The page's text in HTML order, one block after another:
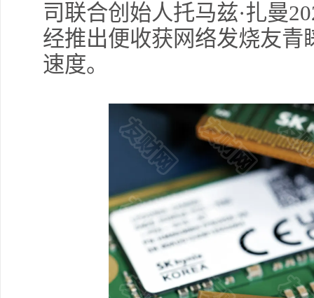
司联合创始人托马兹·扎曼
经推出便收获网络发烧友
速度。